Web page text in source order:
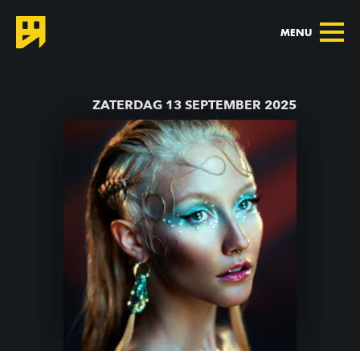
MENU
ZATERDAG 13 SEPTEMBER 2025